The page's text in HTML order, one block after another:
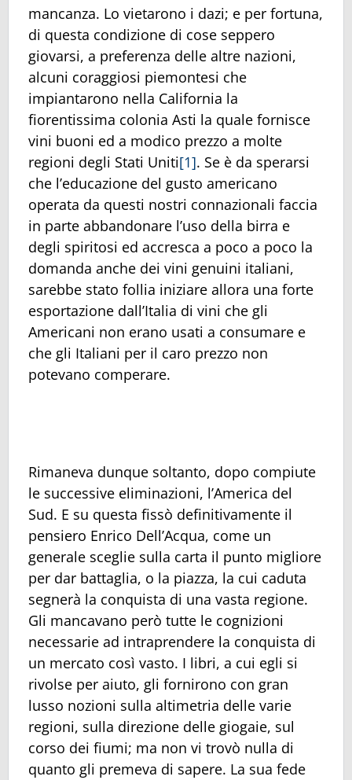
mancanza. Lo vietarono i dazi; e per fortuna,
di questa condizione di cose seppero
giovarsi, a preferenza delle altre nazioni,
alcuni coraggiosi piemontesi che
impiantarono nella California la
fiorentissima colonia Asti la quale fornisce
vini buoni ed a modico prezzo a molte
regioni degli Stati Uniti[1]. Se è da sperarsi
che l’educazione del gusto americano
operata da questi nostri connazionali faccia
in parte abbandonare l’uso della birra e
degli spiritosi ed accresca a poco a poco la
domanda anche dei vini genuini italiani,
sarebbe stato follia iniziare allora una forte
esportazione dall’Italia di vini che gli
Americani non erano usati a consumare e
che gli Italiani per il caro prezzo non
potevano comperare.
Rimaneva dunque soltanto, dopo compiute
le successive eliminazioni, l’America del
Sud. E su questa fissò definitivamente il
pensiero Enrico Dell’Acqua, come un
generale sceglie sulla carta il punto migliore
per dar battaglia, o la piazza, la cui caduta
segnerà la conquista di una vasta regione.
Gli mancavano però tutte le cognizioni
necessarie ad intraprendere la conquista di
un mercato così vasto. I libri, a cui egli si
rivolse per aiuto, gli fornirono con gran
lusso nozioni sulla altimetria delle varie
regioni, sulla direzione delle giogaie, sul
corso dei fiumi; ma non vi trovò nulla di
quanto gli premeva di sapere. La sua fede